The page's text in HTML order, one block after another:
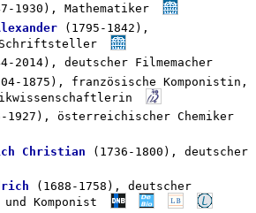
1930), Mathematiker
(1795-1842),
2014), deutscher Filmemacher
1875), französische Komponistin,
1927), österreichischer Chemiker
Christian (1736-1800), deutscher
(1688-1758), deutscher
Komponist